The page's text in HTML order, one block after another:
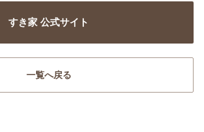
すき家 公式サイト
一覧へ戻る